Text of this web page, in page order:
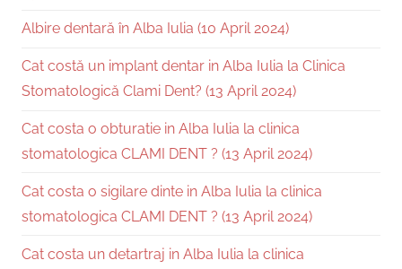
Albire dentară în Alba Iulia (10 April 2024)
Cat costă un implant dentar in Alba Iulia la Clinica
Stomatologică Clami Dent? (13 April 2024)
Cat costa o obturatie in Alba Iulia la clinica
stomatologica CLAMI DENT ? (13 April 2024)
Cat costa o sigilare dinte in Alba Iulia la clinica
stomatologica CLAMI DENT ? (13 April 2024)
Cat costa un detartraj in Alba Iulia la clinica